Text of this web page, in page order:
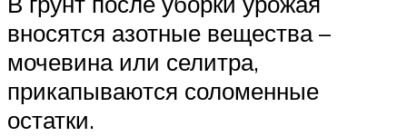
вносятся азотные вещества –
мочевина или селитра,
прикапываются соломенные
остатки.